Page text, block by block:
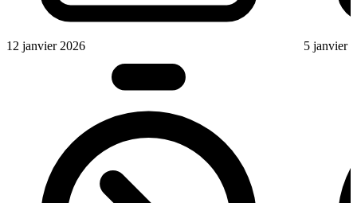
12 janvier 2026 5 janvier